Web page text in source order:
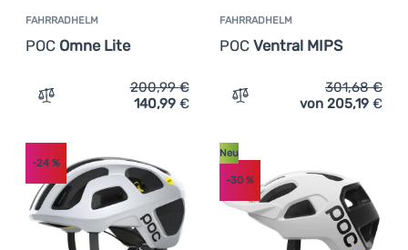
FAHRRADHELM
POC Omne Lite
Zum Vergleich 'Fahrradhelm POC Omne Lite' hinzufügen
200,99€
140,99 €
FAHRRADHELM
POC Ventral MIPS
Zum Vergleich
301,68€
von 205,19 €
-24 %
Neu
-30%